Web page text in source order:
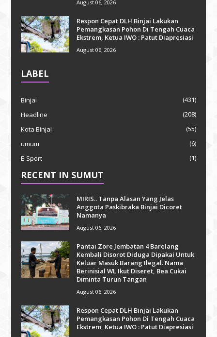
August 06, 2026
Respon Cepat DLH Binjai Lakukan
Pemangkasan Pohon Di Tengah Cuaca
Ekstrem, Ketua IWO : Patut Diapresiasi
August 06, 2026
LABEL
Binjai
(431)
Headline
(208)
Kota Binjai
(55)
umum
(6)
E-Sport
(1)
RECENT IN SUMUT
MIRIS.. Tanpa Alasan Yang Jelas
Anggota Paskibraka Binjai Dicoret
Namanya
August 06, 2026
Pantai Zore Jembatan 4 Barelang
Kembali Disorot Diduga Dipakai Untuk
Keluar Masuk Barang Ilegal. Nama
Berinisial WL Ikut Diseret, Bea Cukai
Diminta Turun Tangan
August 06, 2026
Respon Cepat DLH Binjai Lakukan
Pemangkasan Pohon Di Tengah Cuaca
Ekstrem, Ketua IWO : Patut Diapresiasi